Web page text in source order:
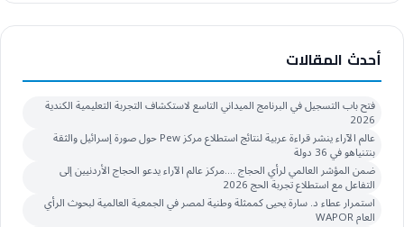
أحدث المقالات
فتح باب التسجيل في البرنامج الميداني التاسع لاستكشاف التجربة التعليمية الكندية
2026
عالم الآراء ينشر قراءة عربية لنتائج استطلاع مركز Pew حول صورة إسرائيل والثقة
بنتنياهو في 36 دولة
ضمن المؤشر العالمي لرأي الحجاج ….مركز عالم الآراء يدعو الحجاج الأردنيين إلى
التفاعل مع استطلاع تجربة الحج 2026
استمرار عطاء د. سارة يحيى كممثلة وطنية لمصر في الجمعية العالمية لبحوث الرأي
العام WAPOR